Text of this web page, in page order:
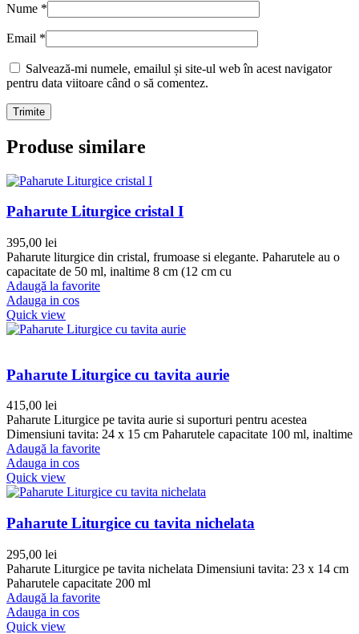
Nume *
Email *
Salvează-mi numele, emailul și site-ul web în acest navigator
pentru data viitoare când o să comentez.
Produse similare
Paharute Liturgice cristal I
395,00 lei
Paharute liturgice din cristal, frumoase si elegante. Paharutele au o
capacitate de 50 ml, inaltime 8 cm (12 cm cu
Adaugă la favorite
Adauga in cos
Quick view
Paharute Liturgice cu tavita aurie
415,00 lei
Paharute Liturgice pe tavita aurie si suporturi pentru acestea
Dimensiuni tavita: 24 x 15 cm Paharutele capacitate 100 ml, inaltime
Adaugă la favorite
Adauga in cos
Quick view
Paharute Liturgice cu tavita nichelata
295,00 lei
Paharute Liturgice pe tavita nichelata Dimensiuni tavita: 23 x 14 cm
Paharutele capacitate 200 ml
Adaugă la favorite
Adauga in cos
Quick view